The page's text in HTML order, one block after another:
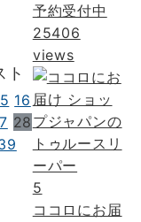
16
28
予約受付中
25406
views
5
ココロにお届